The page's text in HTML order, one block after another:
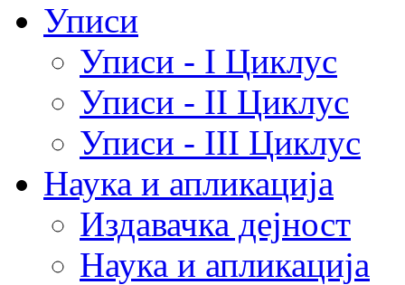
Уписи
Уписи - I Циклус
Уписи - II Циклус
Уписи - III Циклус
Наука и апликација
Издавачка дејност
Наука и апликација